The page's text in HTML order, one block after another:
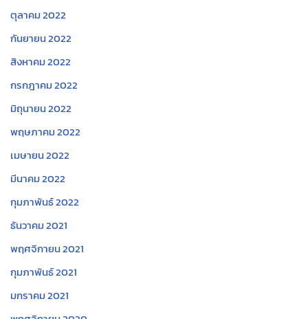
ตุลาคม 2022
กันยายน 2022
สิงหาคม 2022
กรกฎาคม 2022
มิถุนายน 2022
พฤษภาคม 2022
เมษายน 2022
มีนาคม 2022
กุมภาพันธ์ 2022
ธันวาคม 2021
พฤศจิกายน 2021
กุมภาพันธ์ 2021
มกราคม 2021